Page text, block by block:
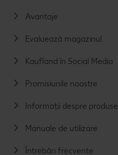
Avantaje
Evaluează magazinul
Kaufland în Social Media
Promisiunile noastre
Informații despre produse
Manuale de utilizare
Întrebări frecvente